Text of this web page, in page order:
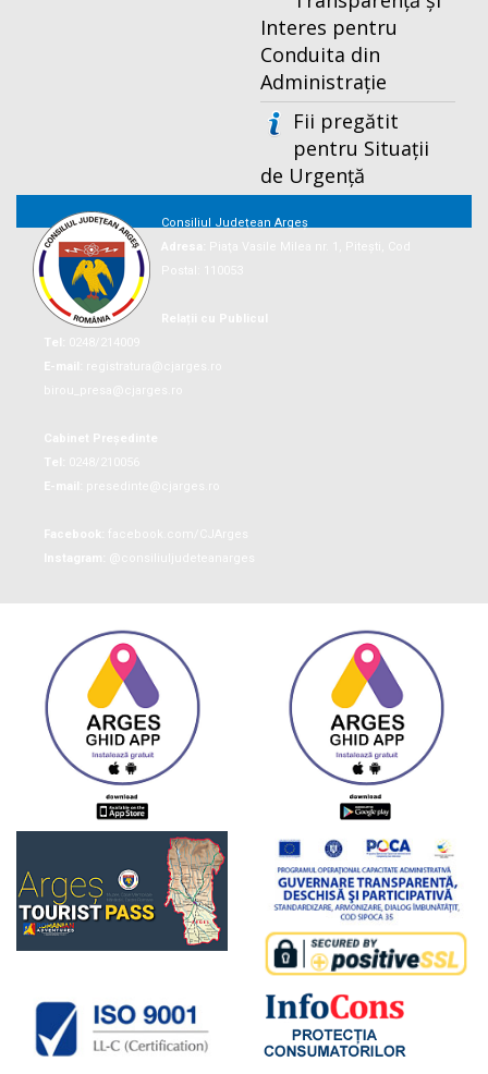
Interes pentru
Conduita din
Administrație
Fii pregătit
pentru Situații
de Urgență
Consiliul Județean Argeș